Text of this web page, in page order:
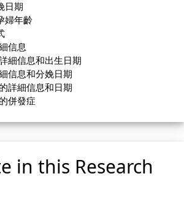
日期
婦年齡
信息
細信息和出生日期
信息和分娩日期
詳細信息和日期
併發症
in this Research